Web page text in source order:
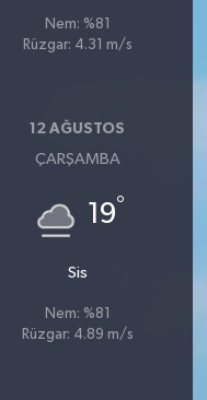
Nem: %81
Rüzgar: 4.31 m/s
12 AĞUSTOS
ÇARŞAMBA
19°
Sis
Nem: %81
Rüzgar: 4.89 m/s